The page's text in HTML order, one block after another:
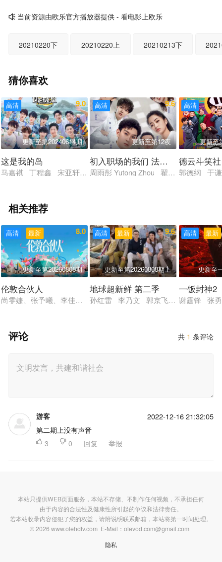
当前资源由欧乐官方播放器提供 - 看电影上欧乐
20210220下 20210220上 20210213下
猜你喜欢
高清 9.0
更新至第20240614期
这是我的岛
马嘉祺 丁程鑫 宋亚轩 刘耀文 张真源 严浩翔 贺峻霖 蔡国
高清 9.6
更新至第12夜
初入职场的我们 法医季
周雨彤 Yutong Zhou 翟潇闻 Xiaowen
高清
更新至
德云斗笑
郭德纲 于
相关推荐
最新
高清 8.0
更新至第20260808期
伦敦合伙人
尚雯婕、张予曦、李佳琦、米卡、赵昭仪、颜安、周峻纬
最新
高清 9.6
更新至第20260808期上
地球超新鲜 第二季
孙红雷 李乃文 郭京飞 刘宇宁 龚
最新
高清
更新至
一饭封神2
谢霆锋 张
共 1 条评论
评论
游客 2022-12-16 21:32:05
第二期上没有声音
 3  0 回复 举报
本站只提供WEB页面服务，本站不存储、不制作任何视频，不承担任何
由于内容的合法性及健康性所引起的争议和法律责任。
若本站收录内容侵犯了您的权益，请附说明联系邮箱，本站将第一时间处理。
© 2026 www.olehdtv.com E-Mail：olevod.com@gmail.com
隐私